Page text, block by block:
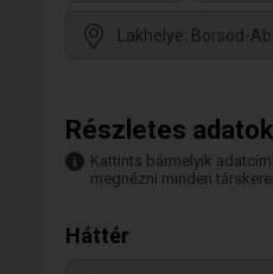
Lakhelye: Borsod-
Részletes adatok
Kattints bármelyik
megnézni minden
Háttér